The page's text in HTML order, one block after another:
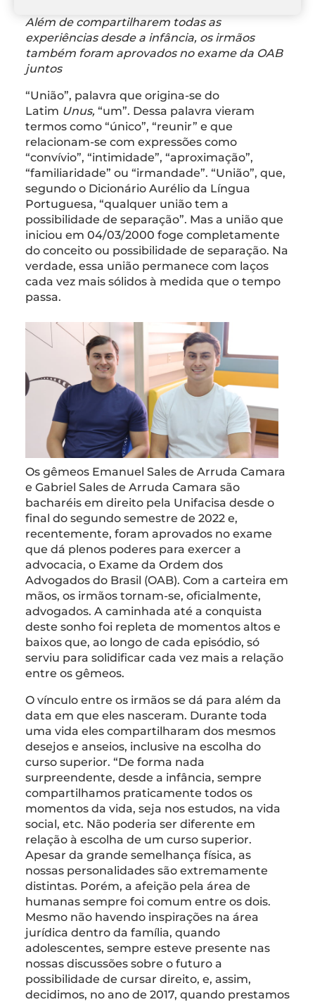
Além de compartilharem todas as
experiências desde a infância, os irmãos
também foram aprovados no exame da OAB
juntos
“União”, palavra que origina-se do
Latim Unus, “um”. Dessa palavra vieram
termos como “único”, “reunir” e que
relacionam-se com expressões como
“convívio”, “intimidade”, “aproximação”,
“familiaridade” ou “irmandade”. “União”, que,
segundo o Dicionário Aurélio da Língua
Portuguesa, “qualquer união tem a
possibilidade de separação”. Mas a união que
iniciou em 04/03/2000 foge completamente
do conceito ou possibilidade de separação. Na
verdade, essa união permanece com laços
cada vez mais sólidos à medida que o tempo
passa.
Os gêmeos Emanuel Sales de Arruda Camara
e Gabriel Sales de Arruda Camara são
bacharéis em direito pela Unifacisa desde o
final do segundo semestre de 2022 e,
recentemente, foram aprovados no exame
que dá plenos poderes para exercer a
advocacia, o Exame da Ordem dos
Advogados do Brasil (OAB). Com a carteira em
mãos, os irmãos tornam-se, oficialmente,
advogados. A caminhada até a conquista
deste sonho foi repleta de momentos altos e
baixos que, ao longo de cada episódio, só
serviu para solidificar cada vez mais a relação
entre os gêmeos.
O vínculo entre os irmãos se dá para além da
data em que eles nasceram. Durante toda
uma vida eles compartilharam dos mesmos
desejos e anseios, inclusive na escolha do
curso superior. “De forma nada
surpreendente, desde a infância, sempre
compartilhamos praticamente todos os
momentos da vida, seja nos estudos, na vida
social, etc. Não poderia ser diferente em
relação à escolha de um curso superior.
Apesar da grande semelhança física, as
nossas personalidades são extremamente
distintas. Porém, a afeição pela área de
humanas sempre foi comum entre os dois.
Mesmo não havendo inspirações na área
jurídica dentro da família, quando
adolescentes, sempre esteve presente nas
nossas discussões sobre o futuro a
possibilidade de cursar direito, e, assim,
decidimos, no ano de 2017, quando prestamos